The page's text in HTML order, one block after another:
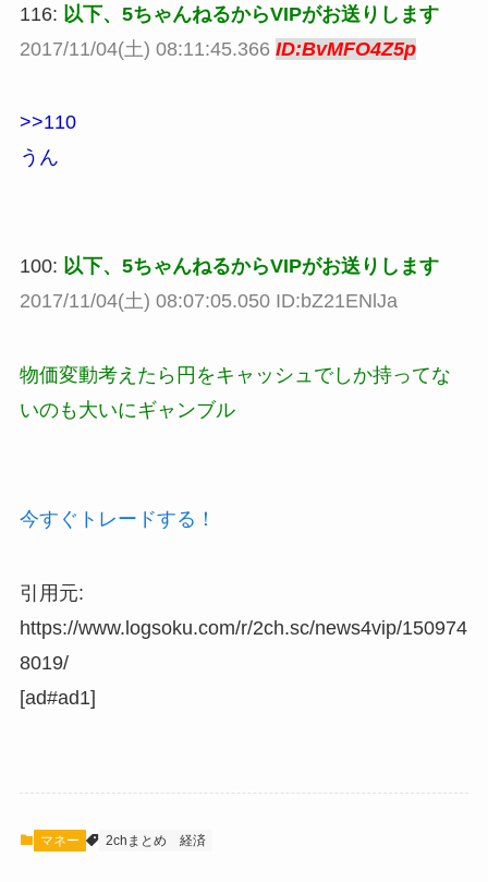
116: 以下、5ちゃんねるからVIPがお送りします
2017/11/04(土) 08:11:45.366 ID:BvMFO4Z5p
>>110
うん
100: 以下、5ちゃんねるからVIPがお送りします
2017/11/04(土) 08:07:05.050 ID:bZ21ENlJa
物価変動考えたら円をキャッシュでしか持ってな
いのも大いにギャンブル
今すぐトレードする！
引用元:
https://www.logsoku.com/r/2ch.sc/news4vip/150974
8019/
[ad#ad1]
マネー 2chまとめ 経済